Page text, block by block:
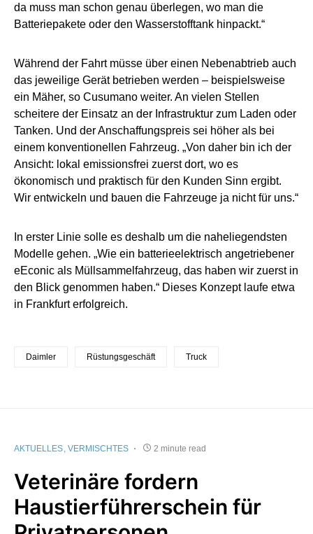
da muss man schon genau überlegen, wo man die
Batteriepakete oder den Wasserstofftank hinpackt.“
Während der Fahrt müsse über einen Nebenabtrieb auch
das jeweilige Gerät betrieben werden – beispielsweise
ein Mäher, so Cusumano weiter. An vielen Stellen
scheitere der Einsatz an der Infrastruktur zum Laden oder
Tanken. Und der Anschaffungspreis sei höher als bei
einem konventionellen Fahrzeug. „Von daher bin ich der
Ansicht: lokal emissionsfrei zuerst dort, wo es
ökonomisch und praktisch für den Kunden Sinn ergibt.
Wir entwickeln und bauen die Fahrzeuge ja nicht für uns.“
In erster Linie solle es deshalb um die naheliegendsten
Modelle gehen. „Wie ein batterieelektrisch angetriebener
eEconic als Müllsammelfahrzeug, das haben wir zuerst in
den Blick genommen haben.“ Dieses Konzept laufe etwa
in Frankfurt erfolgreich.
Daimler Rüstungsgeschäft Truck
AKTUELLES VERMISCHTES 2 minute read
Veterinäre fordern
Haustierführerschein für